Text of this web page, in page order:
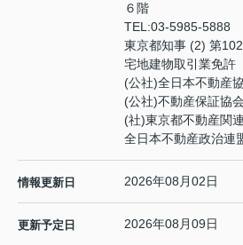
６階
TEL:03-5985-5888
東京都知事 (2) 第
宅地建物取引業免許
(公社)全日本不動産
(公社)不動産保証協会
(社)東京都不動産関
全日本不動産政治連
情報更新日 2026年08月02日
更新予定日 2026年08月09日